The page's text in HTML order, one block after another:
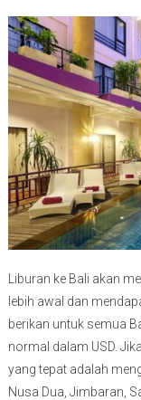
Liburan ke Bali akan
lebih awal dan
berikan untuk semua
normal dalam USD.
yang tepat adalah
Nusa Dua, Jimbaran,